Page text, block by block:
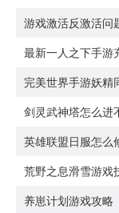
游戏激活反激活问
荒野之息滑雪游戏
养崽计划游戏攻略